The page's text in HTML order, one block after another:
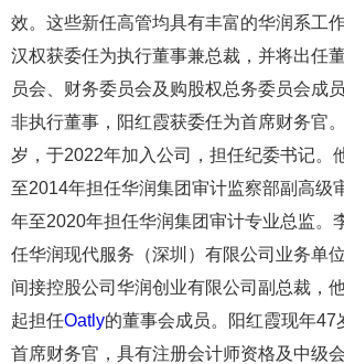
效。这些新任高管均具有丰富的华润系工
汉权获委任为执行董事兼总裁，并将出任
员会、财务委员会及购股权总务委员会成
非执行董事，阳红霞获委任为首席财务官
岁，于2022年加入公司，担任纪委书记。
至2014年担任华润集团审计监察部副高级
年至2020年担任华润集团审计专业总监。
任华润现代服务（深圳）有限公司业务单
间接控股公司华润创业有限公司副总裁，
起担任Oatly的董事会成员。阳红霞现年47
首席财务官，具有注册会计师资格及中级